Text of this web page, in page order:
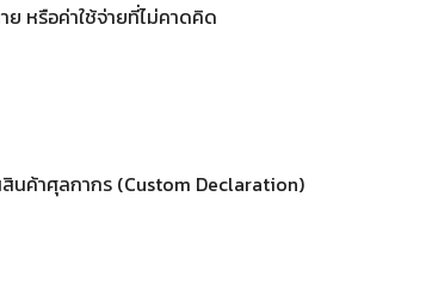
ย หรือค่าใช้จ่ายที่ไม่คาดคิด
สินค้าศุลกากร (Custom Declaration)